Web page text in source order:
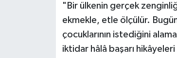
"Bir ülkenin gerçek
ekmekle, etle ölçülür.
çocuklarının istediğini
iktidar hâlâ başarı hikâyeleri